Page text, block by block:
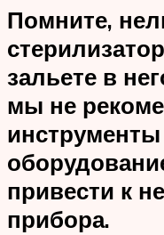
Помните,
зальете в
мы не
инструменты
привести к
прибора.